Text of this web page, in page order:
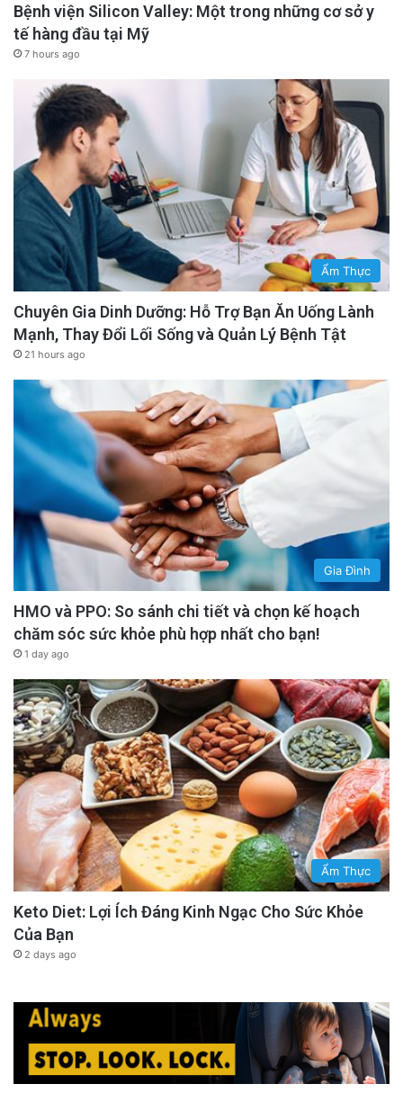
Bệnh viện Silicon Valley: Một trong những cơ sở y
tế hàng đầu tại Mỹ
7 hours ago
Ẩm Thực
Chuyên Gia Dinh Dưỡng: Hỗ Trợ Bạn Ăn Uống Lành
Mạnh, Thay Đổi Lối Sống và Quản Lý Bệnh Tật
21 hours ago
Gia Đình
HMO và PPO: So sánh chi tiết và chọn kế hoạch
chăm sóc sức khỏe phù hợp nhất cho bạn!
1 day ago
Ẩm Thực
Keto Diet: Lợi Ích Đáng Kinh Ngạc Cho Sức Khỏe
Của Bạn
2 days ago